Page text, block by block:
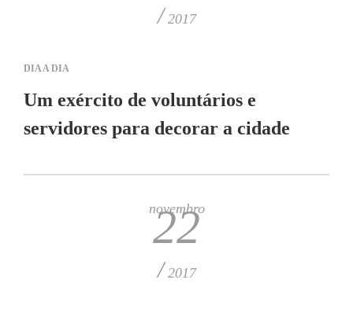
/ 2017
DIA A DIA
Um exército de voluntários e
servidores para decorar a cidade
novembro
22
/ 2017